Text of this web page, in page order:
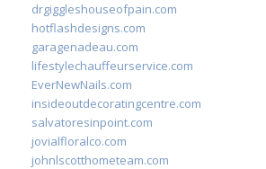
drgiggleshouseofpain.com
hotflashdesigns.com
garagenadeau.com
lifestylechauffeurservice.com
EverNewNails.com
insideoutdecoratingcentre.com
salvatoresinpoint.com
jovialfloralco.com
johnlscotthometeam.com